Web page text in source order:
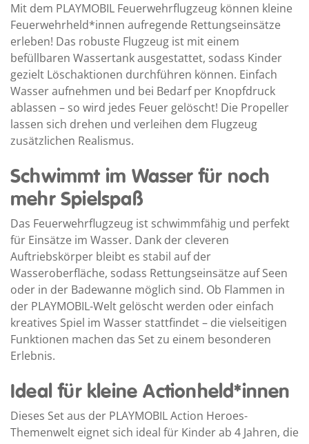
Mit dem PLAYMOBIL Feuerwehrflugzeug können kleine
Feuerwehrheld*innen aufregende Rettungseinsätze
erleben! Das robuste Flugzeug ist mit einem
befüllbaren Wassertank ausgestattet, sodass Kinder
gezielt Löschaktionen durchführen können. Einfach
Wasser aufnehmen und bei Bedarf per Knopfdruck
ablassen – so wird jedes Feuer gelöscht! Die Propeller
lassen sich drehen und verleihen dem Flugzeug
zusätzlichen Realismus.
Schwimmt im Wasser für noch
mehr Spielspaß
Das Feuerwehrflugzeug ist schwimmfähig und perfekt
für Einsätze im Wasser. Dank der cleveren
Auftriebskörper bleibt es stabil auf der
Wasseroberfläche, sodass Rettungseinsätze auf Seen
oder in der Badewanne möglich sind. Ob Flammen in
der PLAYMOBIL-Welt gelöscht werden oder einfach
kreatives Spiel im Wasser stattfindet – die vielseitigen
Funktionen machen das Set zu einem besonderen
Erlebnis.
Ideal für kleine Actionheld*innen
Dieses Set aus der PLAYMOBIL Action Heroes-
Themenwelt eignet sich ideal für Kinder ab 4 Jahren, die